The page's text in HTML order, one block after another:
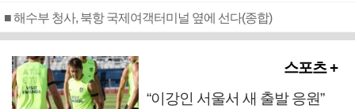
■ 해수부 청사, 북항 국제여객터미널 옆에 선다(종합)
스포츠 +
“이강인 서울서 새 출발 응원”